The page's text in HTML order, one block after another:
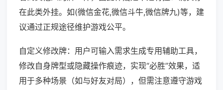
在此类外挂。如(微信金花,微信斗牛,微信牌九)等，建
议通过正规途径维护游戏公平。
自定义修改牌：用户可输入需求生成专用辅助工具，
修改自身牌型或隐藏操作痕迹，实现“必胜”效果，适
用于多种场景（如与好友对局），但需注意遵守游戏